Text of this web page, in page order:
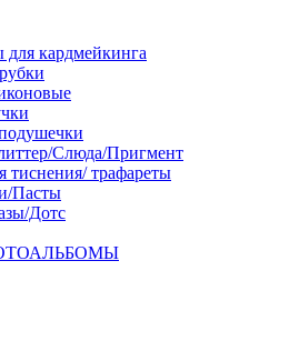
кардмейкинга
Слюда/Пригмент
тиснения/ трафареты
Пасты
Дотс